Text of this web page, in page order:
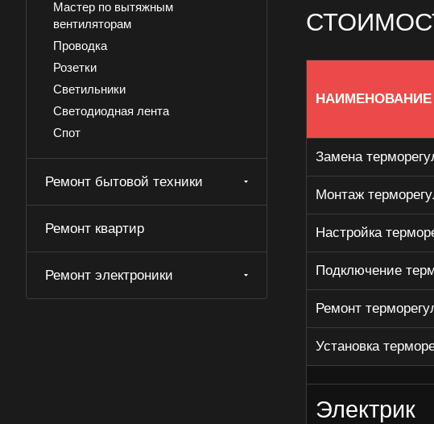
НАИМЕНОВАНИЕ
Замена
Монтаж
Настройка
Подключение
Ремонт
Установка
Электрик
Мастер по вытяжным
вентиляторам
Проводка
Розетки
Светильники
Светодиодная лента
Спот
УЗО
Ремонт бытовой техники
Ремонт квартир
Ремонт электроники